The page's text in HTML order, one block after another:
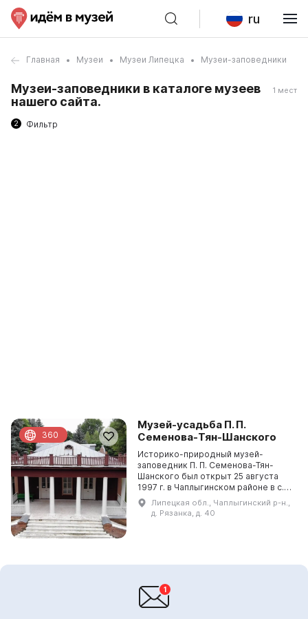
ru
Главная Музеи Музеи Липецка Музеи-заповедники
Музеи-заповедники в каталоге музеев
нашего сайта.
1 мест
2 Фильтр
Музей-усадьба П. П.
Семенова-Тян-Шанского
Историко-природный музей-
заповедник П. П. Семенова-Тян-
Шанского был открыт 25 августа
1997 г. в Чаплыгинском районе в с.
Урусова в пяти км от него.
Экспозиция посвящена
выдающемуся путешественнику,
Липецкая обл., Чаплыгинский р-н.,
д. Рязанка, д. 40
360